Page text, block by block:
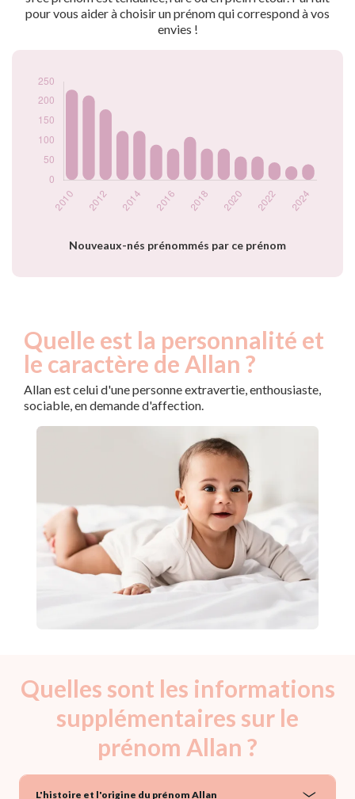
pour vous aider à choisir un prénom qui correspond à vos
envies !
Nouveaux-nés prénommés par ce prénom
Popularité du
2015
90
2019
80
2020
60
2021
60
2022
45
35
40
Quelle est la personnalité et
le caractère de Allan ?
Allan est celui d'une personne extravertie, enthousiaste,
sociable, en demande d'affection.
Quelles sont les informations
supplémentaires sur le
prénom Allan ?
L'histoire et l'origine du prénom Allan